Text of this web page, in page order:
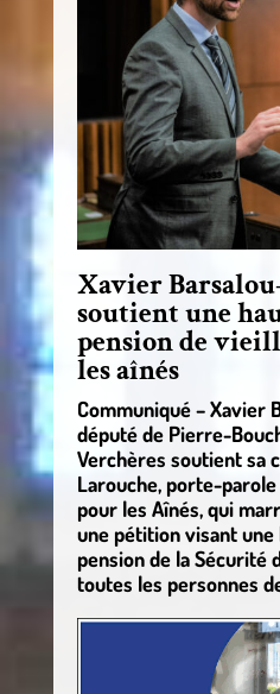
Xavier
soutient une
pension de
les aînés
Communiqué – Xavier
député de Pierre-
Verchères soutient sa
Larouche, porte-parole
pour les Aînés, qui
une pétition visant une
pension de la Sécurité
toutes les personnes